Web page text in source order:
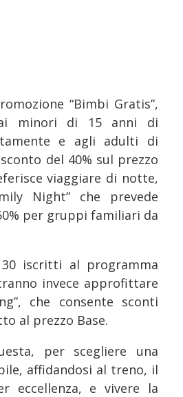
“Bimbi Gratis”,
minori di 15 anni di
e agli adulti di
del 40% sul prezzo
viaggiare di notte,
Night” che prevede
per gruppi familiari da
iscritti al programma
invece approfittare
che consente sconti
al prezzo Base.
per scegliere una
affidandosi al treno, il
eccellenza, e vivere la